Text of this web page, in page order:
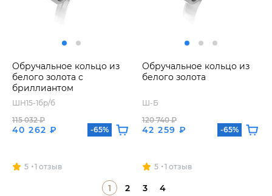
Обручальное кольцо из
белого золота с
бриллиантом
ШН15-1бр/б
40 262 ₽
115 032 ₽
-65%
5 1 отзыв
Обручальное кольцо из
белого золота
Ш-Б
42 259 ₽
120 740 ₽
-65%
5 1 отзыв
1 2 3 4